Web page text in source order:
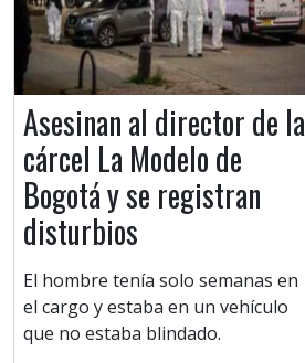
Asesinan al director de la
cárcel La Modelo de
Bogotá y se registran
disturbios
El hombre tenía solo semanas en
el cargo y estaba en un vehículo
que no estaba blindado.